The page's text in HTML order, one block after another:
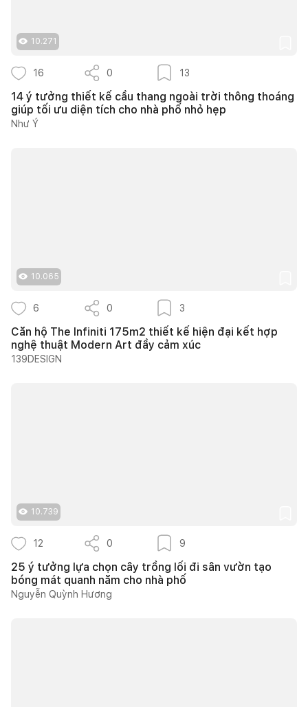
10.271
16 0 13
14 ý tưởng thiết kế cầu thang ngoài trời thông thoáng
giúp tối ưu diện tích cho nhà phố nhỏ hẹp
Như Ý
10.065
6 0 3
Căn hộ The Infiniti 175m2 thiết kế hiện đại kết hợp
nghệ thuật Modern Art đầy cảm xúc
139DESIGN
10.739
12 0 9
25 ý tưởng lựa chọn cây trồng lối đi sân vườn tạo
bóng mát quanh năm cho nhà phố
Nguyễn Quỳnh Hương